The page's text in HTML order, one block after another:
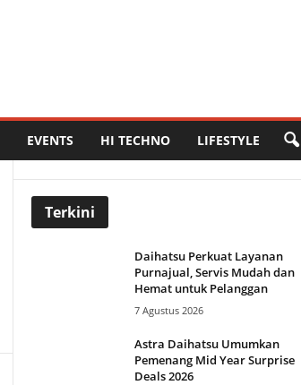
EVENTS HI TECHNO LIFESTYLE
Terkini
Daihatsu Perkuat Layanan
Purnajual, Servis Mudah dan
Hemat untuk Pelanggan
7 Agustus 2026
Astra Daihatsu Umumkan
Pemenang Mid Year Surprise
Deals 2026